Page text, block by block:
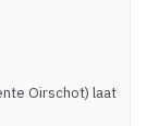
Oirschot) laat